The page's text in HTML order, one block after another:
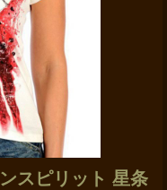
スピリット 星条